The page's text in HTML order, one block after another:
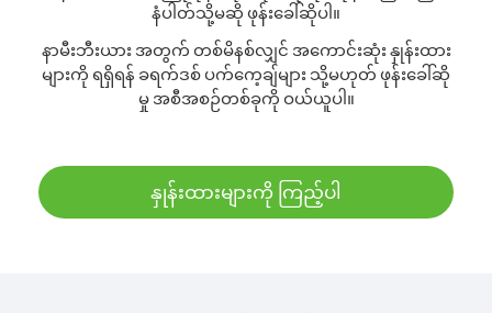
နံပါတ်သို့မဆို ဖုန်းခေါ်ဆိုပါ။
နာမီးဘီးယား အတွက် တစ်မိနစ်လျှင် အကောင်းဆုံး နှုန်းထား
များကို ရရှိရန် ခရက်ဒစ် ပက်ကေ့ချ်များ သို့မဟုတ် ဖုန်းခေါ်ဆို
မှု အစီအစဉ်တစ်ခုကို ဝယ်ယူပါ။
နှုန်းထားများကို ကြည့်ပါ